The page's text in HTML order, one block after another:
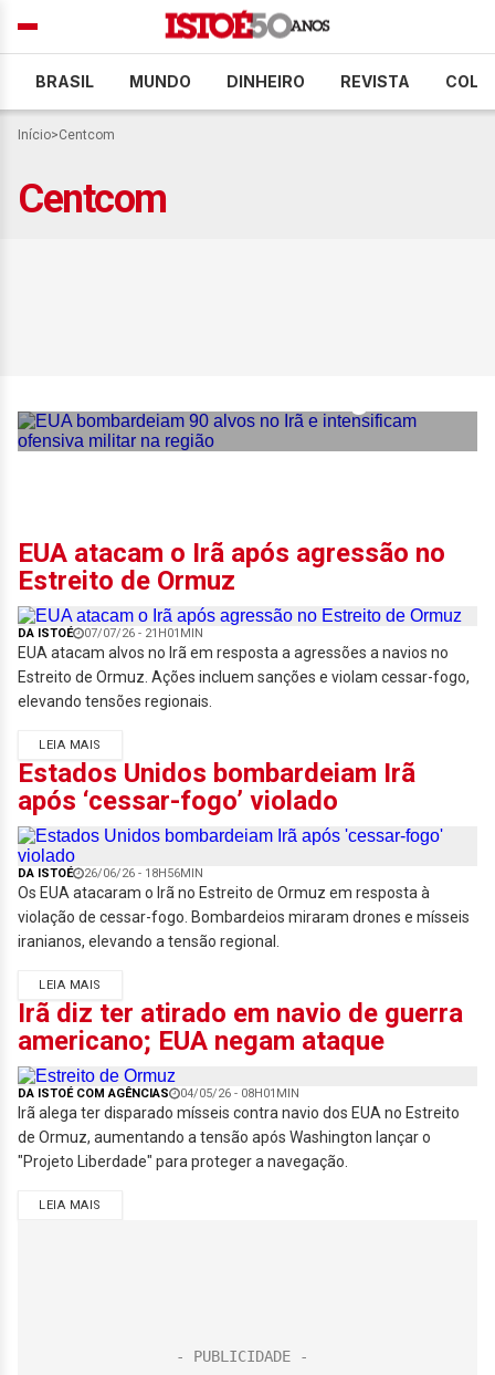
BRASIL MUNDO DINHEIRO REVISTA
Início>Centcom
Centcom
EUA atacam o Irã após agressão no
Estreito de Ormuz
DA ISTOÉ 07/07/26 - 21H01MIN
EUA atacam alvos no Irã em resposta a agressões a navios no
Estreito de Ormuz. Ações incluem sanções e violam cessar-fogo,
elevando tensões regionais.
LEIA MAIS
Estados Unidos bombardeiam Irã
após ‘cessar-fogo’ violado
DA ISTOÉ 26/06/26 - 18H56MIN
Os EUA atacaram o Irã no Estreito de Ormuz em resposta à
violação de cessar-fogo. Bombardeios miraram drones e mísseis
iranianos, elevando a tensão regional.
LEIA MAIS
Irã diz ter atirado em navio de guerra
americano; EUA negam ataque
DA ISTOÉ COM AGÊNCIAS 04/05/26 - 08H01MIN
Irã alega ter disparado mísseis contra navio dos EUA no Estreito
de Ormuz, aumentando a tensão após Washington lançar o
"Projeto Liberdade" para proteger a navegação.
LEIA MAIS